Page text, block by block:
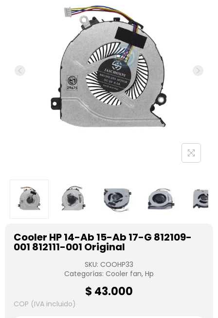
Cooler HP 14-Ab 15-Ab 17-G 812109-
001 812111-001 Original
SKU: COOHP33
Categorías: Cooler fan, Hp
$ 43.000
COP (IVA incluido)